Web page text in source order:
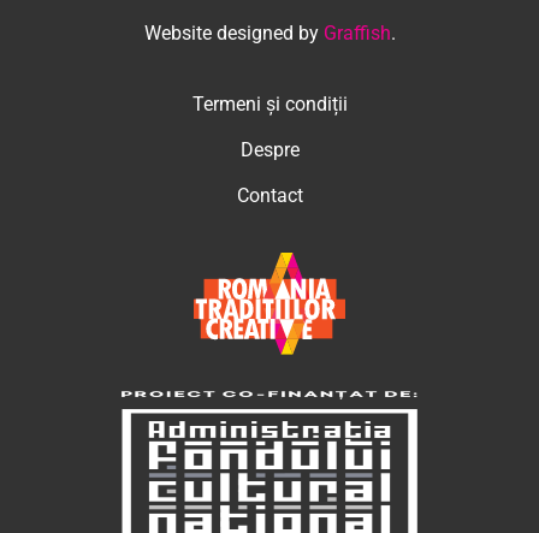
Website designed by Graffish.
Termeni și condiții
Despre
Contact